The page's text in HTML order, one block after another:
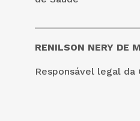
RENILSON NERY DE
Responsável legal da